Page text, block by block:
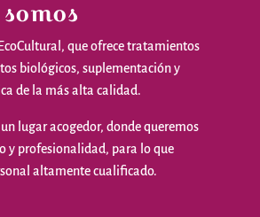
, que ofrece tratamientos
biológicos, suplementacióny
de la más alta calidad.
un lugar acogedor, donde queremos
y profesionalidad, para loque
altamente cualificado.